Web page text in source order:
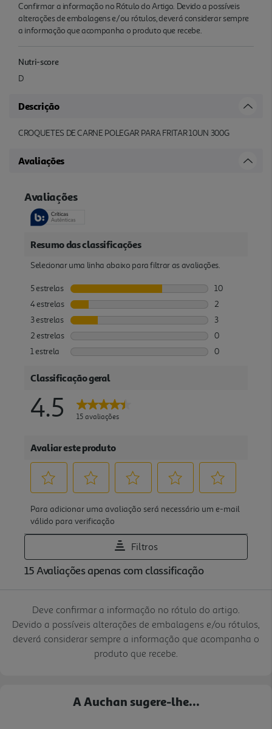
Confirmar a informação no Rótulo do Artigo. Devido a possíveis
alterações de embalagens e/ou rótulos, deverá considerar sempre
a informação que acompanha o produto que recebe.
Nutri-score
D
Descrição
CROQUETES DE CARNE POLEGAR PARA FRITAR 10UN 300G
Avaliações
Deve confirmar a informação no rótulo do artigo.
Devido a possíveis alterações de embalagens e/ou rótulos,
deverá considerar sempre a informação que acompanha o
produto que recebe.
A Auchan sugere-lhe...